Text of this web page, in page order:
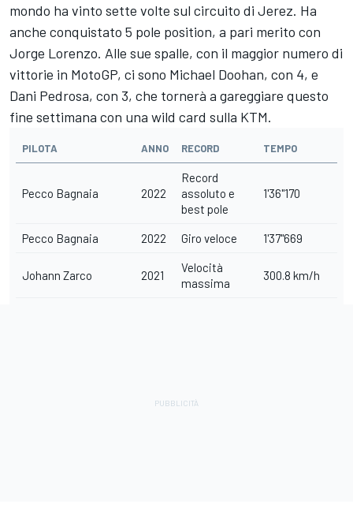
mondo ha vinto sette volte sul circuito di Jerez. Ha
anche conquistato 5 pole position, a pari merito con
Jorge Lorenzo. Alle sue spalle, con il maggior numero di
vittorie in MotoGP, ci sono Michael Doohan, con 4, e
Dani Pedrosa, con 3, che tornerà a gareggiare questo
fine settimana con una wild card sulla KTM.
PILOTA ANNO RECORD TEMPO
Pecco Bagnaia 2022
Record
assoluto e
best pole
1'36"170
Pecco Bagnaia 2022 Giro veloce 1'37"669
Johann Zarco 2021
Velocità
massima
300.8 km/h